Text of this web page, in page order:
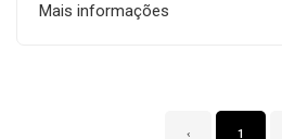
Mais informações
‹ 1